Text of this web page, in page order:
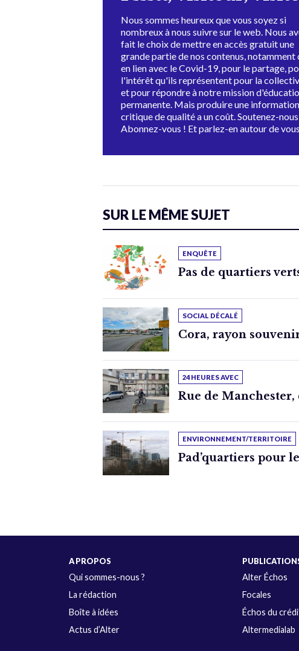
Nous sommes heureux que vous soyez si
nombreux à nous suivre sur le web. Nous
fait le choix de mettre en accès gratuit une
grande partie de nos contenus, notamment
en lien avec le Covid-19, pour le partage,
l'intérêt qu'ils représentent pour la
et pour répondre à notre mission
permanente. Mais produire une information
critique de qualité a un coût. Soutenez-
Abonnez-vous ! Et parlez-en autour de
SUR LE MÊME SUJET
ENQUÊTE
Pas de quartiers
SOCIAL DÉCALÉ
Cora, rayon
24 HEURES AVEC
Rue de
ENVIRONNEMENT/TERRITOIRE
Pad’quartiers pour
A PROPOS
Qui sommes-nous ?
La rédaction
Boîte à idées
Actus d’Alter
Alter Échos
Focales
Échos du
Altermedialab